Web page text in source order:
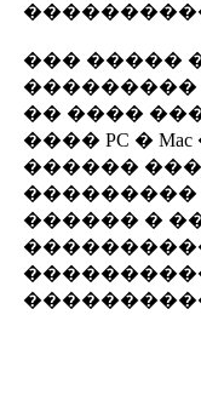
��� �����
���������
�� ����
���� PC �
������
���������
������ �